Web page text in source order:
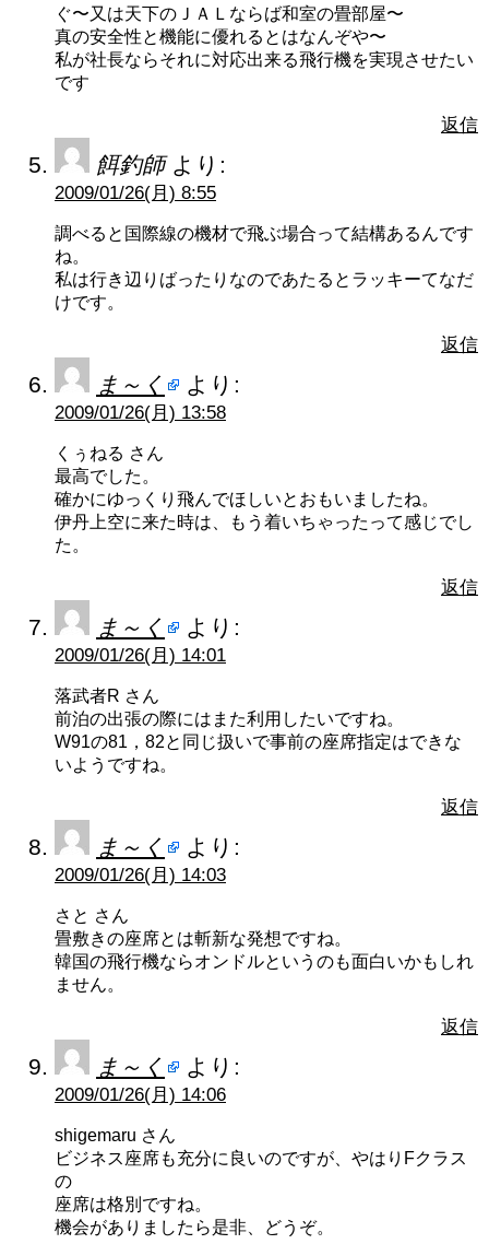
ぐ〜又は天下のＪＡＬならば和室の畳部屋〜
真の安全性と機能に優れるとはなんぞや〜
私が社長ならそれに対応出来る飛行機を実現させたい
です
返信
餌釣師 より:
2009/01/26(月) 8:55
調べると国際線の機材で飛ぶ場合って結構あるんです
ね。
私は行き辺りばったりなのであたるとラッキーてなだ
けです。
返信
ま～く より:
2009/01/26(月) 13:58
くぅねる さん
最高でした。
確かにゆっくり飛んでほしいとおもいましたね。
伊丹上空に来た時は、もう着いちゃったって感じでし
た。
返信
ま～く より:
2009/01/26(月) 14:01
落武者R さん
前泊の出張の際にはまた利用したいですね。
W91の81，82と同じ扱いで事前の座席指定はできな
いようですね。
返信
ま～く より:
2009/01/26(月) 14:03
さと さん
畳敷きの座席とは斬新な発想ですね。
韓国の飛行機ならオンドルというのも面白いかもしれ
ません。
返信
ま～く より:
2009/01/26(月) 14:06
shigemaru さん
ビジネス座席も充分に良いのですが、やはりFクラス
の
座席は格別ですね。
機会がありましたら是非、どうぞ。